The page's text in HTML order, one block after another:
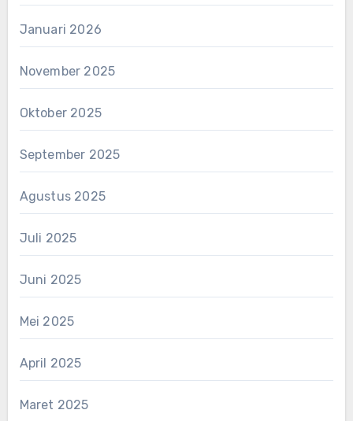
Januari 2026
November 2025
Oktober 2025
September 2025
Agustus 2025
Juli 2025
Juni 2025
Mei 2025
April 2025
Maret 2025